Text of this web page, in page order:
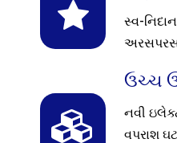
સ્વ-
અરસપરસ
ઉચ્ચ
નવી
વપરાશ